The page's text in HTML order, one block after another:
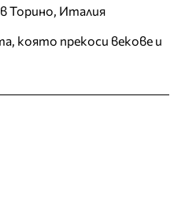
Торино, Италия
която прекоси векове и